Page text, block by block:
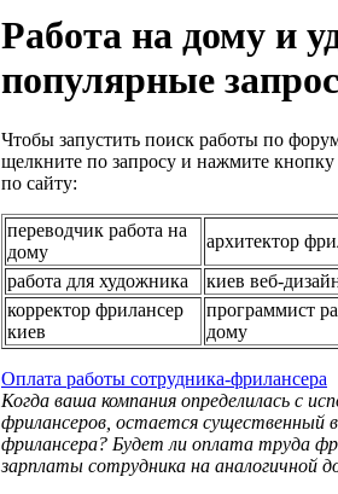
Работа на дому и
популярные
Чтобы запустить поиск работы по
щелкните по запросу и нажмите
по сайту:
переводчик работа на
дому
архитектор
работа для художника
киев веб-
корректор фрилансер
киев
программист
дому
Оплата работы сотрудника-фрилансера
Когда ваша компания определилась с
фрилансеров, остается существенный
фрилансера? Будет ли оплата труда
зарплаты сотрудника на аналогичной